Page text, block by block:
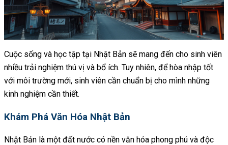
Cuộc sống và học tập tại Nhật Bản sẽ mang đến cho sinh viên
nhiều trải nghiệm thú vị và bổ ích. Tuy nhiên, để hòa nhập tốt
với môi trường mới, sinh viên cần chuẩn bị cho mình những
kinh nghiệm cần thiết.
Khám Phá Văn Hóa Nhật Bản
Nhật Bản là một đất nước có nền văn hóa phong phú và độc